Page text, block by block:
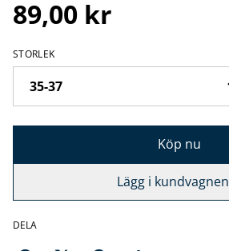
89,00 kr
STORLEK
Köp nu
Lägg i kundvagnen
DELA